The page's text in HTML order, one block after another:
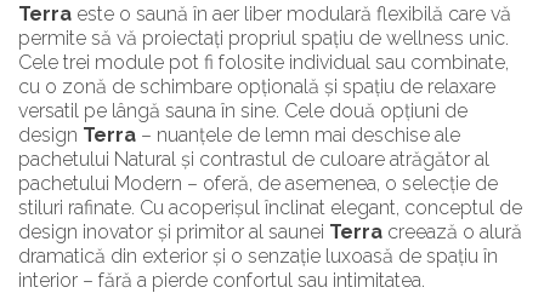
Terra este o saună în aer liber modulară flexibilă care vă
permite să vă proiectați propriul spațiu de wellness unic.
Cele trei module pot fi folosite individual sau combinate,
cu o zonă de schimbare opțională și spațiu de relaxare
versatil pe lângă sauna în sine. Cele două opțiuni de
design Terra – nuanțele de lemn mai deschise ale
pachetului Natural și contrastul de culoare atrăgător al
pachetului Modern – oferă, de asemenea, o selecție de
stiluri rafinate. Cu acoperișul înclinat elegant, conceptul de
design inovator și primitor al saunei Terra creează o alură
dramatică din exterior și o senzație luxoasă de spațiu în
interior – fără a pierde confortul sau intimitatea.